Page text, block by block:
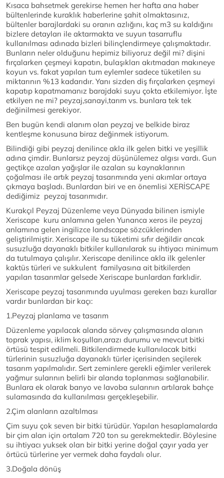
Kısaca bahsetmek gerekirse hemen her hafta ana haber
bültenlerinde kuraklık haberlerine şahit olmaktasınız,
bültenler barajlardaki su oranın azlığını, kaç m3 su kaldığını
bizlere detayları ile aktarmakta ve suyun tasarruflu
kullanılması adınada bizleri bilinçlendirmeye çalışmaktadır.
Bunların neler olduğunu hepimiz biliyoruz değil mi? dişini
fırçalarken çeşmeyi kapatın, bulaşıkları akıtmadan makıneye
koyun vs. fakat yapılan tum eylemler sadece tüketilen su
miktarının %13 kadarıdır. Yanı sizden diş fırçalarken çeşmeyi
kapatıp kapatmamanız barajdaki suyu çokta etkilemiyor. İşte
etkilyen ne mi? peyzaj,sanayi,tarım vs. bunlara tek tek
değinilmesi gerekiyor.
Ben bugün kendi alanım olan peyzaj ve belkide biraz
kentleşme konusuna biraz değinmek istiyorum.
Bilindiği gibi peyzaj denilince akla ilk gelen bitki ve yeşillik
adına çimdir. Bunlarsız peyzaj düşünülemez algısı vardı. Gun
geçtikçe azalan yağışlar ile azalan su kaynaklarının
çoğalması ile artık peyzaj tasarımında yeni akımlar ortaya
çıkmaya başladı. Bunlardan biri ve en önemlisi XERİSCAPE
dediğimiz peyzaj tasarımıdır.
Kurakçıl Peyzaj Düzenleme veya Dünyada bilinen ismiyle
Xeriscape kuru anlamına gelen Yunanca xeros ile peyzaj
anlamına gelen ingilizce landscape sözcüklerinden
geliştirilmiştir. Xeriscape ile su tüketimi sıfır değildir ancak
susuzluğa dayanaklı bitkiler kullanılarak su ihtiyacı minimum
da tutulmaya çalışılır. Xeriscape denilince akla ilk gelenler
kaktüs türleri ve sukkulent familyasına ait bitkilerden
yapılan tasarımlar gelsede Xeriscape bunlardan farklıdir.
Xeriscape peyzaj tasarımında uyulması gereken bazı kurallar
vardır bunlardan bir kaçı:
1.Peyzaj planlama ve tasarım
Düzenleme yapılacak alanda sörvey çalışmasında alanın
toprak yapısı, iklim koşulları,arazı durumu ve mevcut bitki
örtüsü tespit edilmeli. Bitkilendirmede kullanılacak bitki
türlerinin susuzluğa dayanaklı türler içerisinden seçilerek
tasarım yapılmalıdır. Sert zeminlere gerekli eğimler verilerek
yağmur sularının belirli bir alanda toplanması sağlanabilir.
Bunlara ek olarak banyo ve lavoba sularının artılarak bahçe
sulamasında da kullanılması gerçekleşebilir.
2.Çim alanların azaltılması
Çim suyu çok seven bir bitki türüdür. Yapılan hesaplamalarda
bir çim alan için ortalam 720 ton su gerekmektedir. Böylesine
su ihtiyacı yuksek olan bir bitki yerine doğal çayır yada yer
örtücü türlerine yer vermek daha faydalı olur.
3.Doğala dönüş